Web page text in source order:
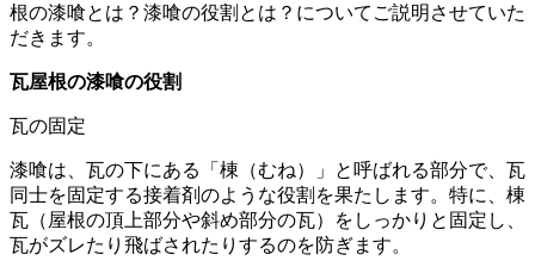
根の漆喰とは？漆喰の役割とは？ についてご説明させていた
だきます。
瓦屋根の漆喰の役割
瓦の固定
漆喰は、瓦の下にある「棟（むね）」と呼ばれる部分で、瓦
同士を固定する接着剤のような役割を果たします。特に、棟
瓦（屋根の頂上部分や斜め部分の瓦）をしっかりと固定し、
瓦がズレたり飛ばされたりするのを防ぎます。